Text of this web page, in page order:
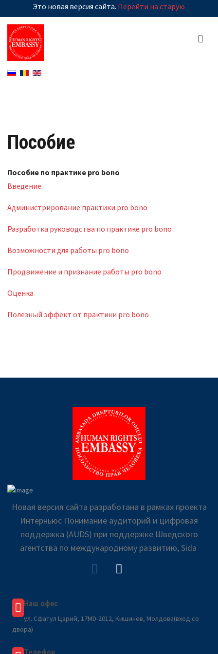
Это новая версия сайта. Перейти на старую
Пособие
Пособие по практике pro bono
Введение
Администрирование практики pro bono
Разработка руководства по практике pro bono
Возможности для работы pro bono
Продвижение и признание работы pro bono
Оценка
Полезный эффект от практики pro bono
Новая версия сайта разработана в рамках проекта
Интерньюс Понимание аудиторий и цифровая
поддержка (AUDS) при поддержке Шведского
агентства по международному развитию, Sida
Наш офис
ул. Сфатул Цэрий, 17MD-2012, Кишинев, Молдова(вход со
двора)